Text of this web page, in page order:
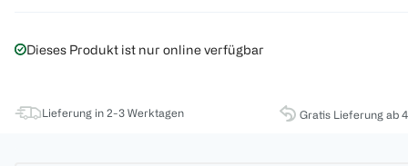
Dieses Produkt ist nur online verfügbar
Lieferung in 2-3 Werktagen Gratis Lieferung ab